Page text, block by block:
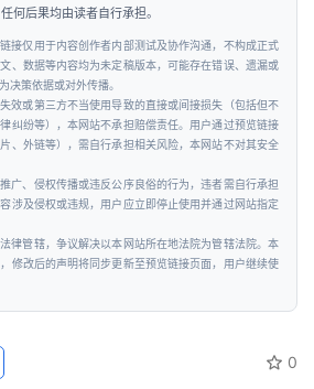
代表赞同其观点，不对内容真实性负责，仅供用户
、使用等行为的建议。请读者使用之前核实真实
何后果均由读者自行承担。
接仅用于内容创作者内部测试及协作沟通，不构成正式
、数据等内容均为未定稿版本，可能存在错误、遗漏或
决策依据或对外传播。
效或第三方不当使用导致的直接或间接损失（包括但不
纠纷等），本网站不承担赔偿责任。用户通过预览链接
、外链等），需自行承担相关风险，本网站不对其安全
广、侵权传播或违反公序良俗的行为，违者需自行承担
涉及侵权或违规，用户应立即停止使用并通过网站指定